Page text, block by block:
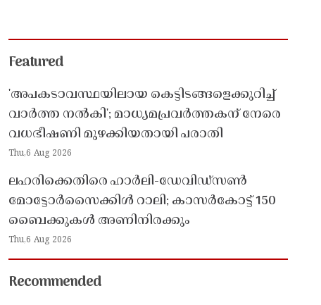
Featured
'അപകടാവസ്ഥയിലായ കെട്ടിടങ്ങളെക്കുറിച്ച്
വാർത്ത നൽകി'; മാധ്യമപ്രവർത്തകന് നേരെ
വധഭീഷണി മുഴക്കിയതായി പരാതി
Thu,6 Aug 2026
ലഹരിക്കെതിരെ ഹാർലി-ഡേവിഡ്‌സൺ
മോട്ടോർസൈക്കിൾ റാലി; കാസർകോട്ട് 150
ബൈക്കുകൾ അണിനിരക്കും
Thu,6 Aug 2026
Recommended